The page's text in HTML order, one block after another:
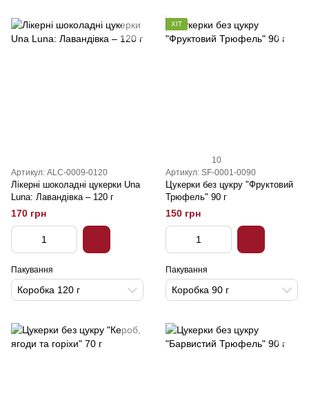
Артикул: ALC-0009-0120
Лікерні шоколадні цукерки Una
Luna: Лавандівка – 120 г
170 грн
Пакування
Коробка 120 г
ХІТ
10
Артикул: SF-0001-0090
Цукерки без цукру "Фруктовий
Трюфель" 90 г
150 грн
Пакування
Коробка 90 г